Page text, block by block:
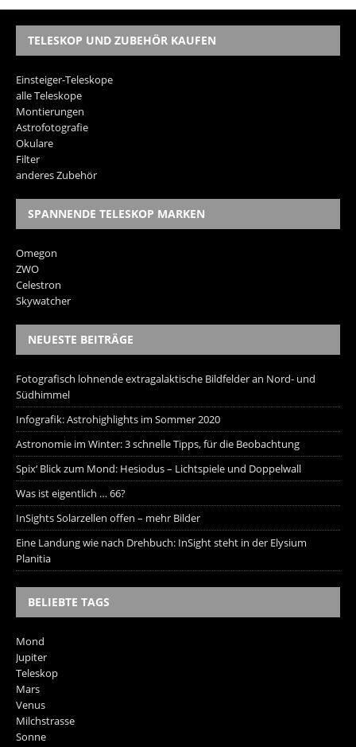
TELESKOP UND ZUBEHÖR KAUFEN
Einsteiger-Teleskope
alle Teleskope
Montierungen
Astrofotografie
Okulare
Filter
anderes Zubehör
SPANNENDE TELESKOP MARKEN
Omegon
ZWO
Celestron
Skywatcher
NEUESTE BEITRÄGE
Fotografisch lohnende extragalaktische Bildfelder an Nord- und
Südhimmel
Infografik: Astrohighlights im Sommer 2020
Astronomie im Winter: 3 schnelle Tipps, für die Beobachtung
Spix‘ Blick zum Mond: Hesiodus – Lichtspiele und Doppelwall
Was ist eigentlich … 66?
InSights Solarzellen offen – mehr Bilder
Eine Landung wie nach Drehbuch: InSight steht in der Elysium
Planitia
BELIEBTE TAGS
Mond
Jupiter
Teleskop
Mars
Venus
Milchstrasse
Sonne